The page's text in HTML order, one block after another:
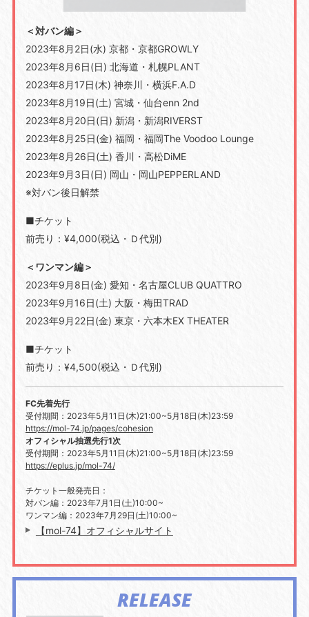
＜対バン編＞
2023年8月2日(水) 京都・京都GROWLY
2023年8月6日(日) 北海道・札幌PLANT
2023年8月17日(木) 神奈川・横浜F.A.D
2023年8月19日(土) 宮城・仙台enn 2nd
2023年8月20日(日) 新潟・新潟RIVERST
2023年8月25日(金) 福岡・福岡The Voodoo Lounge
2023年8月26日(土) 香川・高松DiME
2023年9月3日(日) 岡山・岡山PEPPERLAND
※対バン後日解禁
■チケット
前売り：¥4,000(税込・Ｄ代別)
＜ワンマン編＞
2023年9月8日(金) 愛知・名古屋CLUB QUATTRO
2023年9月16日(土) 大阪・梅田TRAD
2023年9月22日(金) 東京・六本木EX THEATER
■チケット
前売り：¥4,500(税込・Ｄ代別)
FC先着先行
受付期間：2023年5月11日(木)21:00~5月18日(木)23:59
https://mol-74.jp/pages/cohesion
オフィシャル抽選先行1次
受付期間：2023年5月11日(木)21:00~5月18日(木)23:59
https://eplus.jp/mol-74/
チケット一般発売日：
対バン編：2023年7月1日(土)10:00~
ワンマン編：2023年7月29日(土)10:00~
【mol-74】オフィシャルサイト
RELEASE